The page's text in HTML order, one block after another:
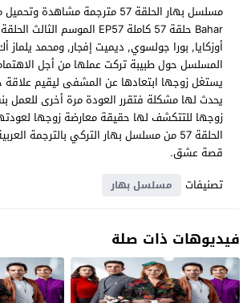
مسلسل بهار الحلقة 57 مترجمة
أوزكايا, بورا جولسوي, ديميت إفجار, ومحمد يلماز
المسلسل حول طبيبة تركت عملها من أجل
يستغل زوجها ابتعادها عن المشفى ليقيم علاقة
يحدث لها مشكلة فتقرر العودة مرة أخرى
زوجها للتتكشف لها حقيقة معارضة زوجها
الحلقة 57 من مسلسل بهار التركي بالترجمة
قصة عشق.
تصنيفات
مسلسل بهار
فيديوهات ذات صلة